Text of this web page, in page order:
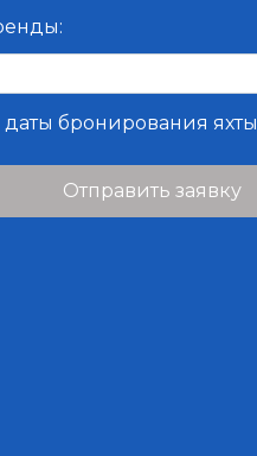
бронирования яхты
Отправить заявку